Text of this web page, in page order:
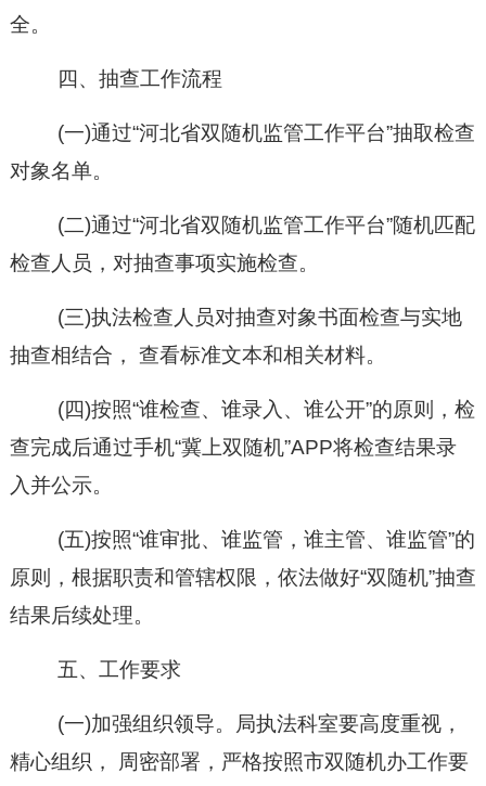
全。
四、抽查工作流程
(一)通过“河北省双随机监管工作平台”抽取检查
对象名单。
(二)通过“河北省双随机监管工作平台”随机匹配
检查人员，对抽查事项实施检查。
(三)执法检查人员对抽查对象书面检查与实地
抽查相结合， 查看标准文本和相关材料。
(四)按照“谁检查、谁录入、谁公开”的原则， 检
查完成后通过手机“冀上双随机”APP将检查结果录
入 并公示。
(五)按照“谁审批、谁监管，谁主管、谁监管”的
原则，根据职责和管辖权限，依法做好“双随机”抽查
结果后续处理。
五、工作要求
(一)加强组织领导。局执法科室要高度重视，
精心组织， 周密部署，严格按照市双随机办工作要